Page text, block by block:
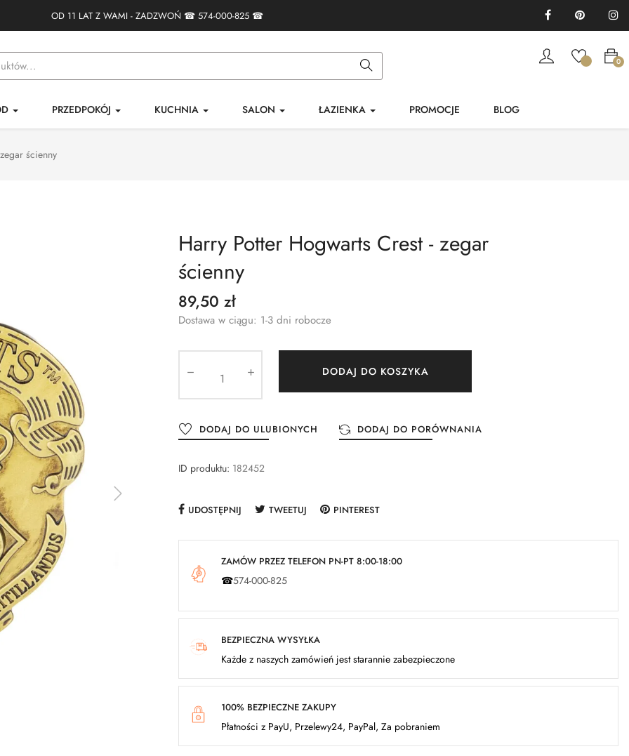
OD 11 LAT Z WAMI - ZADZWOŃ ☎ 574-000-825 ☎ FacebookPinterest
0
PRZEDPOKÓJ KUCHNIA SALON ŁAZIENKA PROMOCJE BLOG
ścienny
Harry Potter Hogwarts Crest - zegar
ścienny
89,50 zł
Dostawa w ciągu: 1-3 dni robocze
DODAJ DO KOSZYKA
DODAJ DO ULUBIONYCH DODAJ DO PORÓWNANIA
ID produktu: 182452
UDOSTĘPNIJ TWEETUJ PINTEREST
ZAMÓW PRZEZ TELEFON PN-PT 8:00-18:00
☎574-000-825
BEZPIECZNA WYSYŁKA
Każde z naszych zamówień jest starannie zabezpieczone
100% BEZPIECZNE ZAKUPY
Płatności z PayU, Przelewy24, PayPal, Za pobraniem